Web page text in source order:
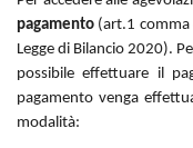
pagamento (art.1 comma
Legge di Bilancio 2020).
possibile effettuare il
pagamento venga
modalità: